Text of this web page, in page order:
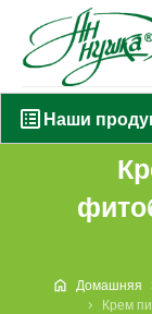
Наши
Домашняя
Крем